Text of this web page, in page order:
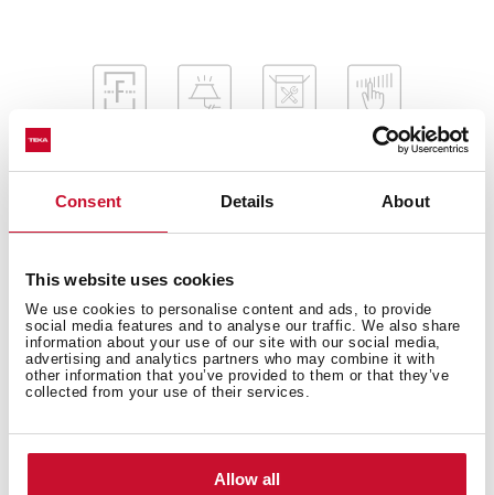
Consent Details About
This website uses cookies
We use cookies to personalise content and ads, to provide
social media features and to analyse our traffic. We also share
information about your use of our site with our social media,
advertising and analytics partners who may combine it with
other information that you’ve provided to them or that they’ve
collected from your use of their services.
Allow all
Wymiary zewnętrzne